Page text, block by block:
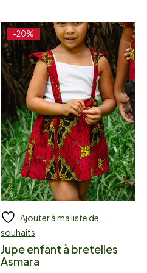
-20%
Add to cart
Ajouter à ma liste de
souhaits
Jupe enfant à bretelles
Asmara